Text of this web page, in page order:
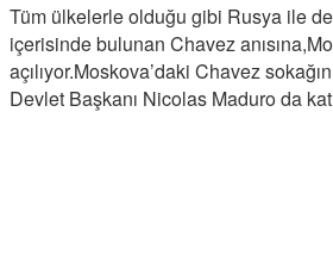
Tüm ülkelerle olduğu gibi Rusya ile
içerisinde bulunan Chavez
açılıyor.Moskova’daki Chavez
Devlet Başkanı Nicolas Maduro da